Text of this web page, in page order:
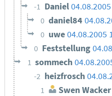
-1 Daniel
0 daniel84
0 uwe04.08.2005
0 Feststellung
1 sommech
-2 heizfrosch
1 Swen Wacker